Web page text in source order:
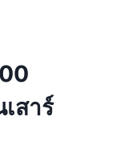
สาร์